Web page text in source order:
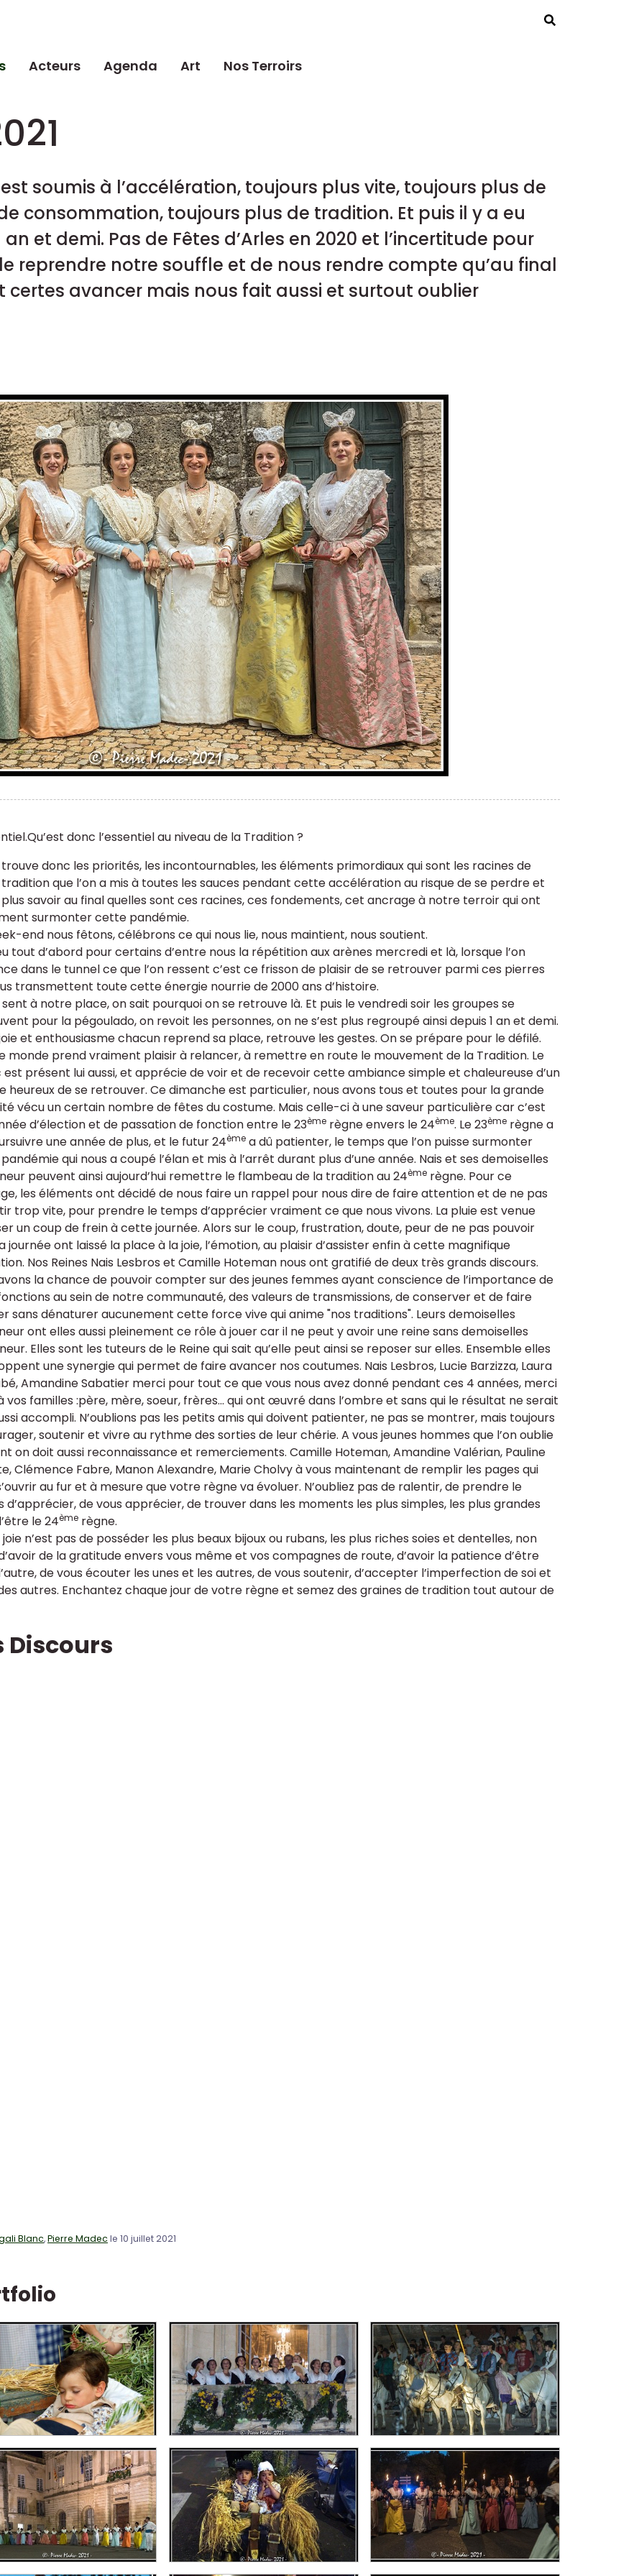
Acteurs Agenda Art Nos Terroirs
soumis à l’accélération, toujours plus vite, toujours plus de
consommation, toujours plus de tradition. Et puis il y a eu
et demi. Pas de Fêtes d’Arles en 2020 et l’incertitude pour
reprendre notre souffle et de nous rendre compte qu’au final
avancer mais nous fait aussi et surtout oublier
donc l’essentiel au niveau de la Tradition ?
trouve donc les priorités, les incontournables, les éléments primordiaux qui sont les racines de
que l’on a mis à toutes les sauces pendant cette accélération au risque de se perdre et
savoir au final quelles sont ces racines, ces fondements, cet ancrage à notre terroir qui ont
surmonter cette pandémie.
end nous fêtons, célébrons ce qui nous lie, nous maintient, nous soutient.
tout d’abord pour certains d’entre nous la répétition aux arènes mercredi et là, lorsque l’on
dans le tunnel ce que l’on ressent c’est ce frisson de plaisir de se retrouver parmi ces pierres
transmettent toute cette énergie nourrie de 2000 ans d’histoire.
sent à notre place, on sait pourquoi on se retrouve là. Et puis le vendredi soir les groupes se
pour la pégoulado, on revoit les personnes, on ne s’est plus regroupé ainsi depuis 1 an et demi.
et enthousiasme chacun reprend sa place, retrouve les gestes. On se prépare pour le défilé.
monde prend vraiment plaisir à relancer, à remettre en route le mouvement de la Tradition. Le
est présent lui aussi, et apprécie de voir et de recevoir cette ambiance simple et chaleureuse d’un
heureux de se retrouver. Ce dimanche est particulier, nous avons tous et toutes pour la grande
vécu un certain nombre de fêtes du costume. Mais celle-ci à une saveur particulière car c’est
d’élection et de passation de fonction entre le 23ème règne envers le 24ème. Le 23ème règne a
une année de plus, et le futur 24ème a dû patienter, le temps que l’on puisse surmonter
qui nous a coupé l’élan et mis à l’arrêt durant plus d’une année. Nais et ses demoiselles
peuvent ainsi aujourd’hui remettre le flambeau de la tradition au 24ème règne. Pour ce
les éléments ont décidé de nous faire un rappel pour nous dire de faire attention et de ne pas
trop vite, pour prendre le temps d’apprécier vraiment ce que nous vivons. La pluie est venue
un coup de frein à cette journée. Alors sur le coup, frustration, doute, peur de ne pas pouvoir
journée ont laissé la place à la joie, l’émotion, au plaisir d’assister enfin à cette magnifique
Nos Reines Nais Lesbros et Camille Hoteman nous ont gratifié de deux très grands discours.
la chance de pouvoir compter sur des jeunes femmes ayant conscience de l’importance de
au sein de notre communauté, des valeurs de transmissions, de conserver et de faire
sans dénaturer aucunement cette force vive qui anime "nos traditions". Leurs demoiselles
ont elles aussi pleinement ce rôle à jouer car il ne peut y avoir une reine sans demoiselles
Elles sont les tuteurs de le Reine qui sait qu’elle peut ainsi se reposer sur elles. Ensemble elles
une synergie qui permet de faire avancer nos coutumes. Nais Lesbros, Lucie Barzizza, Laura
Amandine Sabatier merci pour tout ce que vous nous avez donné pendant ces 4 années, merci
vos familles :père, mère, soeur, frères... qui ont œuvré dans l’ombre et sans qui le résultat ne serait
accompli. N’oublions pas les petits amis qui doivent patienter, ne pas se montrer, mais toujours
soutenir et vivre au rythme des sorties de leur chérie. A vous jeunes hommes que l’on oublie
on doit aussi reconnaissance et remerciements. Camille Hoteman, Amandine Valérian, Pauline
Clémence Fabre, Manon Alexandre, Marie Cholvy à vous maintenant de remplir les pages qui
au fur et à mesure que votre règne va évoluer. N’oubliez pas de ralentir, de prendre le
d’apprécier, de vous apprécier, de trouver dans les moments les plus simples, les plus grandes
le 24ème règne.
n’est pas de posséder les plus beaux bijoux ou rubans, les plus riches soies et dentelles, non
de la gratitude envers vous même et vos compagnes de route, d’avoir la patience d’être
de vous écouter les unes et les autres, de vous soutenir, d’accepter l’imperfection de soi et
autres. Enchantez chaque jour de votre règne et semez des graines de tradition tout autour de
Discours
Blanc,Pierre Madec le 10 juillet 2021